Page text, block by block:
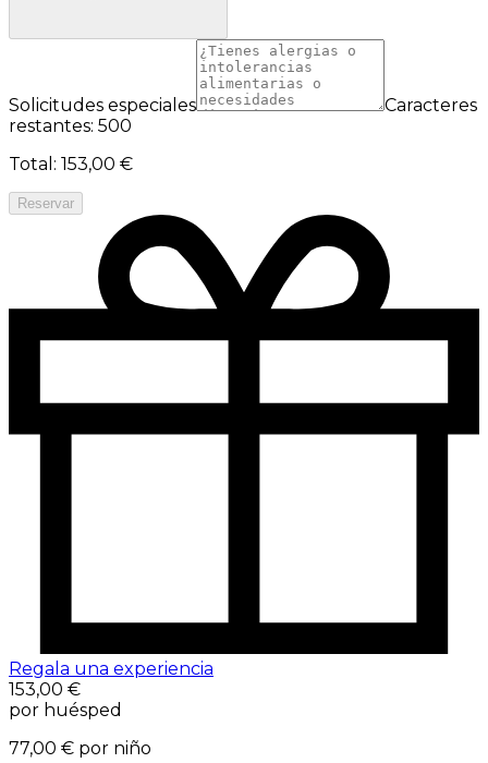
Solicitudes especiales
Caracteres
restantes: 500
Total : 153,00 €
Reservar
Regala una experiencia
153,00 €
por huésped
77,00 € por niño